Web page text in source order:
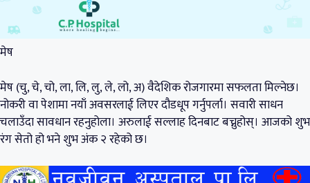
मेष
मेष (चु, चे, चो, ला, लि, लु, ले, लो, अ) वैदेशिक रोजगारमा सफलता मिल्नेछ।
नोकरी वा पेशामा नयाँ अवसरलाई लिएर दौडधूप गर्नुपर्ला। सवारी साधन
चलाउँदा सावधान रहनुहोला। अरुलाई सल्लाह दिनबाट बच्नुहोस्। आजको शुभ
रंग सेतो हो भने शुभ अंक २ रहेको छ।